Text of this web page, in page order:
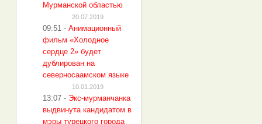
Мурманской областью
20.07.2019
09:51 - Анимационный
фильм «Холодное
сердце 2» будет
дублирован на
северносаамском языке
10.01.2019
13:07 - Экс-мурманчанка
выдвинута кандидатом в
мэры турецкого города